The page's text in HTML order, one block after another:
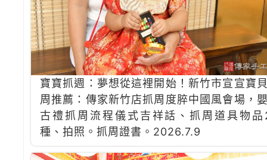
寶寶抓週：夢想從這裡開始！新竹市宣宣寶
周推薦：傳家新竹店抓周度脺中國風會場，
古禮抓周流程儀式吉祥話、抓周道具物
種、拍照。抓周證書。2026.7.9